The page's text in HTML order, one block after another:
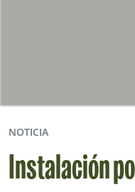
NOTICIA
Instalación